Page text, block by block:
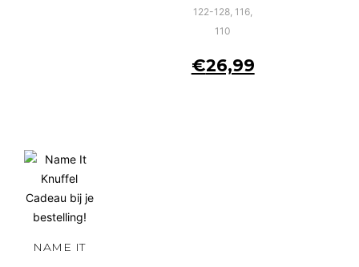
122-128, 116,
110
€26,99
NAME IT